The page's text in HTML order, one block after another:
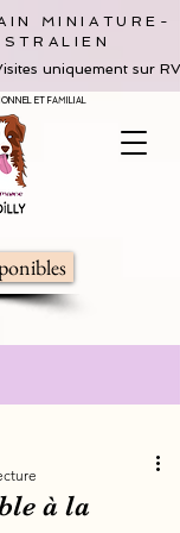
MINIATURE-
uniquement sur
ET FAMILIAL
à la